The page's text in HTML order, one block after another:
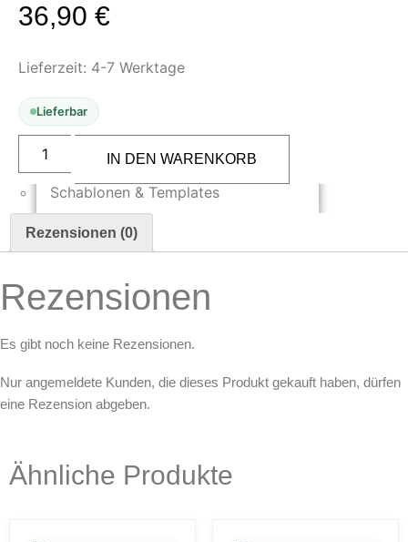
Bearbeitung
Schleif- & Poliermittel
Sandstrahlen & Spezialbehandlungen
Maskierung & Schablonen
Maskierfolien & Maskierbänder
Schablonen & Templates
Reinigung & Pflege
Airbrush-Reiniger
Luftreinigung & Filter
Zubehör & Ausstattung
Arbeitsplatz & Zubehör
Leerbehälter & Mischzubehör
Gutscheine
36,90 €
Lieferzeit: 4-7 Werktage
Lieferbar
Iwata
535
1D
Kronenkappe
Custom
Micron
(200260)
Menge
IN DEN WARENKORB
Rezensionen (0)
Rezensionen
Es gibt noch keine Rezensionen.
Nur angemeldete Kunden, die dieses Produkt gekauft haben, dürfen
eine Rezension abgeben.
Ähnliche Produkte